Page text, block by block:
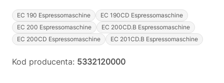
EC 190 Espressomaschine
EC 190CD Espressomaschine
EC 200 Espressomaschine
EC 200CD.B Espressomaschine
EC 200CD Espressomaschine
EC 201CD.B Espressomaschine
Kod producenta: 5332120000